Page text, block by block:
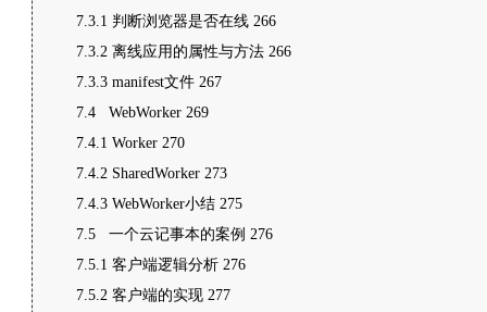
7.3.1 判断浏览器是否在线 266
7.3.2 离线应用的属性与方法 266
7.3.3 manifest文件 267
7.4 WebWorker 269
7.4.1 Worker 270
7.4.2 SharedWorker 273
7.4.3 WebWorker小结 275
7.5 一个云记事本的案例 276
7.5.1 客户端逻辑分析 276
7.5.2 客户端的实现 277